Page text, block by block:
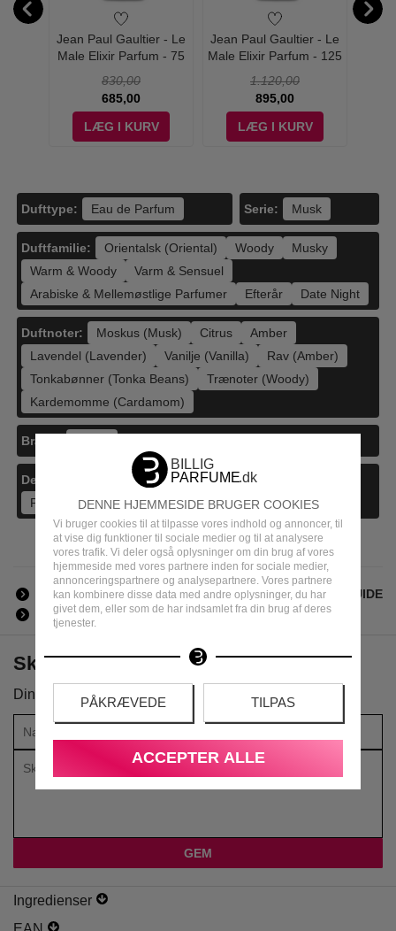
DENNE HJEMMESIDE BRUGER COOKIES
Vi bruger cookies til at tilpasse vores indhold og annoncer, til
at vise dig funktioner til sociale medier og til at analysere
vores trafik. Vi deler også oplysninger om din brug af vores
hjemmeside med vores partnere inden for sociale medier,
annonceringspartnere og analysepartnere. Vores partnere
kan kombinere disse data med andre oplysninger, du har
givet dem, eller som de har indsamlet fra din brug af deres
tjenester.
PÅKRÆVEDE TILPAS
ACCEPTER ALLE
Jean Paul Gaultier - Le
Male Elixir Parfum - 75
830,00
685,00
LÆG I KURV
Jean Paul Gaultier - Le
Male Elixir Parfum - 125
1.120,00
895,00
LÆG I KURV
Dufttype: Eau de Parfum Serie: Musk
Duftfamilie: Orientalsk (Oriental) Woody
Musky
Warm & Woody
Varm & Sensuel
Arabiske & Mellemøstlige Parfumer
Efterår Date Night
Duftnoter: Moskus (Musk) Citrus
Amber
Lavendel (Lavender)
Vanilje (Vanilla)
Rav (Amber)
Tonkabønner (Tonka Beans)
Trænoter (Woody)
Kardemomme (Cardamom)
Brand:
Detajler: Gylden (Golden) Guld (Gold)
Parfume Mænd
Maskuline Dufte 2025
ALT ARMAF ALLE MÆRKER
DUFTGUIDE
INGREDIENSER | PRODUCENT | SIKKERHED
Skriv din anmeldelse om produktet
Din vurdering:
Ingredienser